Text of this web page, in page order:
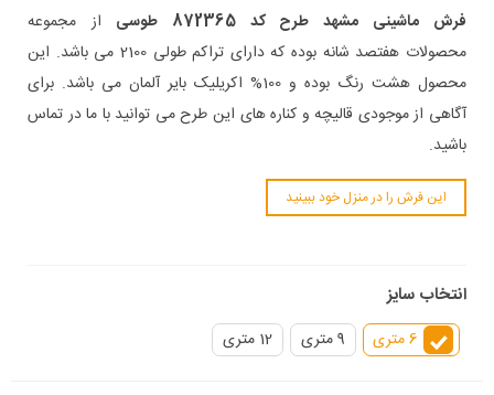
فرش ماشینی مشهد طرح کد 872365 طوسی
از مجموعه
محصولات هفتصد شانه بوده که دارای تراکم طولی 2100 می باشد. این
محصول هشت رنگ بوده و 100% اکریلیک بایر آلمان می باشد. برای
آگاهی از موجودی قالیچه و کناره های این طرح می توانید با ما در تماس
باشید.
این فرش را در منزل خود ببینید
انتخاب سایز
6 متری 9 متری 12 متری